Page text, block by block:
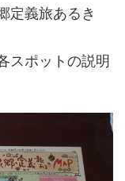
定義旅あるき
スポットの説明